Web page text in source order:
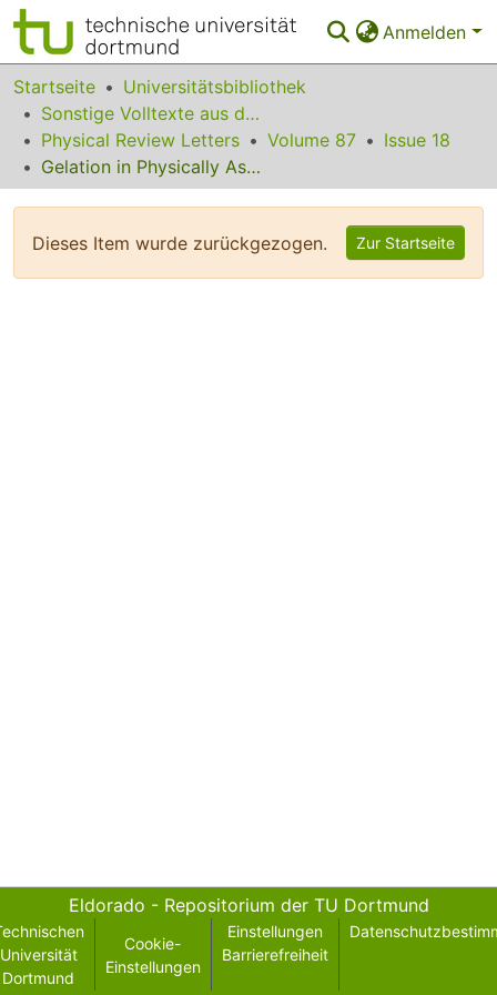
Anmelden
Bereiche & Sammlungen
Das gesamte Repositorium
Statistiken
Startseite
Universitätsbibliothek
Sonstige Volltexte aus dem Bibliotheksangebot
Physical Review Letters
Volume 87
Issue 18
Gelation in Physically Associating Polymer Solutions
Dieses Item wurde zurückgezogen. Zur Startseite
Eldorado - Repositorium der TU Dortmund
Universität
Dortmund
Cookie-
Einstellungen
Einstellungen
Barrierefreiheit